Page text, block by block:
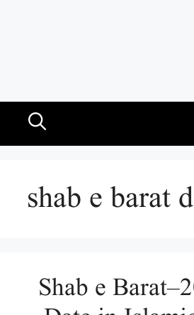
shab e barat
شب برات 2026 – Shab e Barat